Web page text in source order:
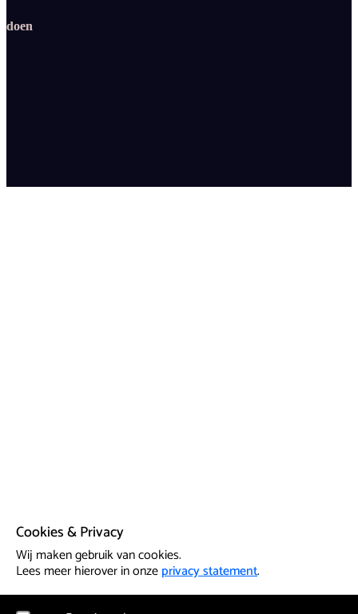
Cookies & Privacy
Wij maken gebruik van cookies.
Lees meer hierover in onzeprivacy statement.
doen